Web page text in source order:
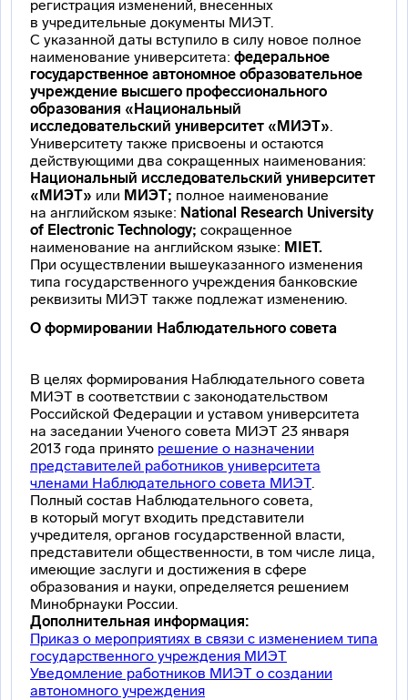
регистрация изменений, внесенных
в учредительные документы МИЭТ.
С указанной даты вступило в силу новое полное
наименование университета: федеральное
государственное автономное образовательное
учреждение высшего профессионального
образования «Национальный
исследовательский университет «МИЭТ».
Университету также присвоены и остаются
действующими два сокращенных наименования:
Национальный исследовательский университет
«МИЭТ» или МИЭТ; полное наименование
на английском языке: National Research University
of Electronic Technology; сокращенное
наименование на английском языке: MIET.
При осуществлении вышеуказанного изменения
типа государственного учреждения банковские
реквизиты МИЭТ также подлежат изменению.
О формировании Наблюдательного совета
В целях формирования Наблюдательного совета
МИЭТ в соответствии с законодательством
Российской Федерации и уставом университета
на заседании Ученого совета МИЭТ 23 января
2013 года принято решение о назначении
представителей работников университета
членами Наблюдательного совета МИЭТ.
Полный состав Наблюдательного совета,
в который могут входить представители
учредителя, органов государственной власти,
представители общественности, в том числе лица,
имеющие заслуги и достижения в сфере
образования и науки, определяется решением
Минобрнауки России.
Дополнительная информация:
Приказ о мероприятиях в связи с изменением типа
государственного учреждения МИЭТ
Уведомление работников МИЭТ о создании
автономного учреждения